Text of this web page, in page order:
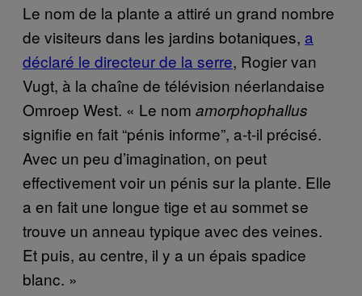
Le nom de la plante a attiré un grand nombre
de visiteurs dans les jardins botaniques, a
déclaré le directeur de la serre, Rogier van
Vugt, à la chaîne de télévision néerlandaise
Omroep West. « Le nom amorphophallus
signifie en fait “pénis informe”, a-t-il précisé.
Avec un peu d’imagination, on peut
effectivement voir un pénis sur la plante. Elle
a en fait une longue tige et au sommet se
trouve un anneau typique avec des veines.
Et puis, au centre, il y a un épais spadice
blanc. »